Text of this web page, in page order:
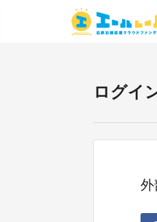
ログイ
外